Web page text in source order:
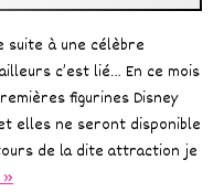
suite à une célèbre
c’est lié… En ce mois
figurines Disney
elles ne seront disponible
de la dite attraction je
»